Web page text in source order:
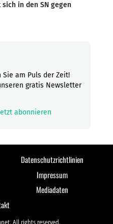
in den SN gegen
am Puls der Zeit!
gratis Newsletter
abonnieren
Datenschutzrichtlinien
Impressum
Mediadaten
All rights reserved.